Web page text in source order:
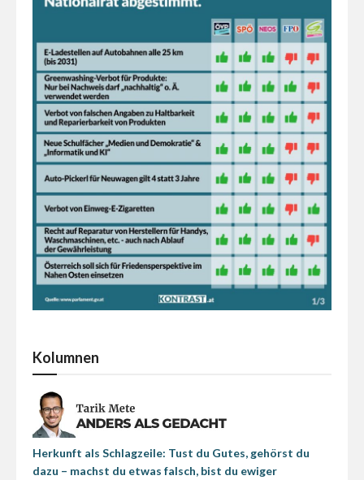
Kolumnen
Herkunft als Schlagzeile: Tust du Gutes, gehörst du
dazu – machst du etwas falsch, bist du ewiger